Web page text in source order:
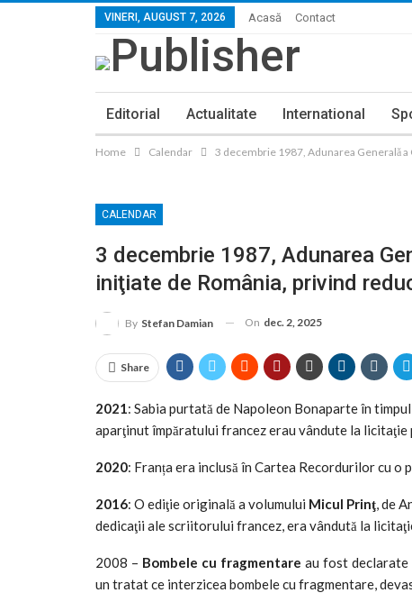
VINERI, AUGUST 7, 2026 Acasă Contact
Editorial Actualitate International
Home Calendar 3 decembrie 1987, Adunarea Generală
CALENDAR
3 decembrie 1987, Adunarea
iniţiate de România, privind
By Stefan Damian On dec. 2, 2025
Share
2021: Sabia purtată de Napoleon Bonaparte în
aparţinut împăratului francez erau vândute la licitaţie
2020: Franța era inclusă în Cartea Recordurilor cu
2016: O ediţie originală a volumului Micul Prinţ, de
dedicaţii ale scriitorului francez, era vândută la
2008 – Bombele cu fragmentare au fost declarate
un tratat ce interzicea bombele cu fragmentare,